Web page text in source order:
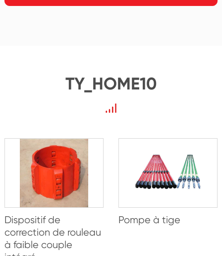
TY_HOME10
Dispositif de
correction de rouleau
à faible couple
Pompe à tige